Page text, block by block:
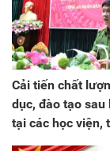
Cải tiến chất
dục, đào tạo
tại các học viện,
CAND